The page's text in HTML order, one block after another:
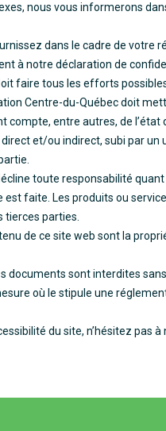
nous vous informerons
dans le cadre de votre
à notre déclaration de
faire tous les efforts
Centre-du-Québec doit
entre autres, de l’état
et/ou indirect, subi par
toute responsabilité
faite. Les produits ou
tierces parties.
de ce site web sont la
documents sont interdites
où le stipule une
du site, n’hésitez pas à